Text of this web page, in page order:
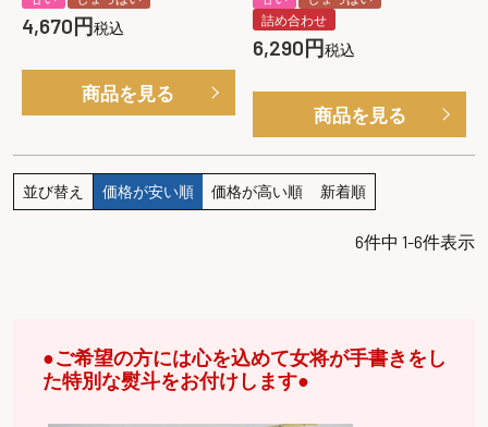
4,670 税込
商品を見る
詰め合わせ
6,290 税込
商品を見る
並び替え 価格が安い順 価格が高い順 新着順
6件中 1-6件表示
●ご希望の方には心を込めて女将が手書きをし
た特別な熨斗をお付けします●